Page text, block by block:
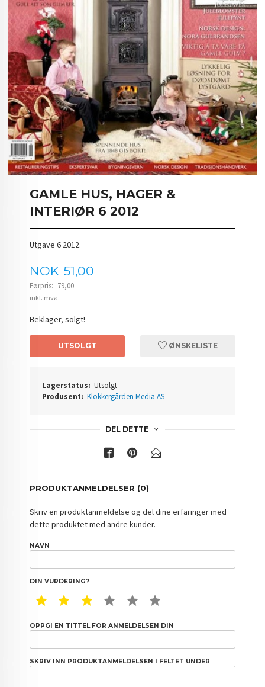
GAMLE HUS, HAGER &
INTERIØR 6 2012
Utgave 6 2012.
Tilbud
NOK 51,00
Førpris: 79,00
Rabatt
inkl. mva.
Beklager, solgt!
UTSOLGT ØNSKELISTE
Lagerstatus: Utsolgt
Produsent: Klokkergården Media AS
DEL DETTE
PRODUKTANMELDELSER (0)
Skriv en produktanmeldelse og del dine erfaringer med
dette produktet med andre kunder.
NAVN
DIN VURDERING?
1 STAR2 STAR3 STAR4 STAR5 STAR
OPPGI EN TITTEL FOR ANMELDELSEN DIN
SKRIV INN PRODUKTANMELDELSEN I FELTET UNDER